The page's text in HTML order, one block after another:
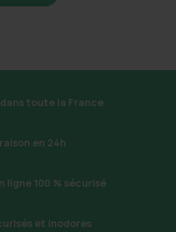
toute la France
en 24h
ligne 100 % sécurisé
et inodores